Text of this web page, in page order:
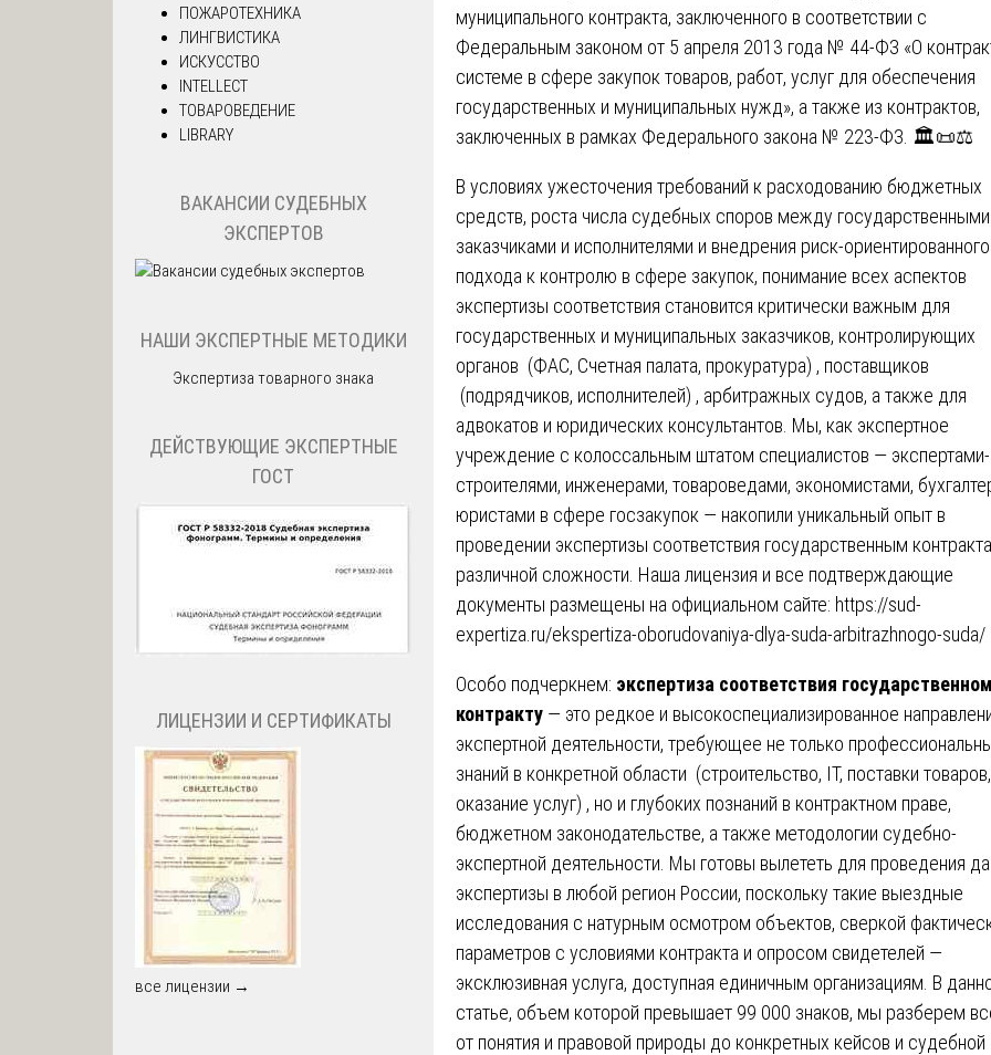
муниципального контракта, заключенного в соответствии с
Федеральным законом от 5 апреля 2013 года № 44-ФЗ «О
системе в сфере закупок товаров, работ, услуг для обеспечения
государственных и муниципальных нужд», а также из контрактов,
заключенных в рамках Федерального закона № 223-ФЗ. 🏛️📜⚖️
В условиях ужесточения требований к расходованию бюджетных
средств, роста числа судебных споров между государственными
заказчиками и исполнителями и внедрения риск-ориентированного
подхода к контролю в сфере закупок, понимание всех аспектов
экспертизы соответствия становится критически важным для
государственных и муниципальных заказчиков, контролирующих
органов (ФАС, Счетная палата, прокуратура) , поставщиков
(подрядчиков, исполнителей) , арбитражных судов, а также для
адвокатов и юридических консультантов. Мы, как экспертное
учреждение с колоссальным штатом специалистов — экспертами-
строителями, инженерами, товароведами, экономистами,
юристами в сфере госзакупок — накопили уникальный опыт в
проведении экспертизы соответствия государственным
различной сложности. Наша лицензия и все подтверждающие
документы размещены на официальном сайте: https://sud-
expertiza.ru/ekspertiza-oborudovaniya-dlya-suda-arbitrazhnogo-suda/
Особо подчеркнем: экспертиза соответствия
контракту — это редкое и высокоспециализированное
экспертной деятельности, требующее не только
знаний в конкретной области (строительство, IT, поставки товаров,
оказание услуг) , но и глубоких познаний в контрактном праве,
бюджетном законодательстве, а также методологии судебно-
экспертной деятельности. Мы готовы вылететь для проведения
экспертизы в любой регион России, поскольку такие выездные
исследования с натурным осмотром объектов, сверкой
параметров с условиями контракта и опросом свидетелей —
эксклюзивная услуга, доступная единичным организациям. В
статье, объем которой превышает 99 000 знаков, мы разберем
от понятия и правовой природы до конкретных кейсов и судебной
ПОЖАРОТЕХНИКА
ЛИНГВИСТИКА
ИСКУССТВО
INTELLECT
ТОВАРОВЕДЕНИЕ
LIBRARY
ВАКАНСИИ СУДЕБНЫХ
ЭКСПЕРТОВ
НАШИ ЭКСПЕРТНЫЕ МЕТОДИКИ
Экспертиза товарного знака
ДЕЙСТВУЮЩИЕ ЭКСПЕРТНЫЕ
ГОСТ
ЛИЦЕНЗИИ И СЕРТИФИКАТЫ
все лицензии →